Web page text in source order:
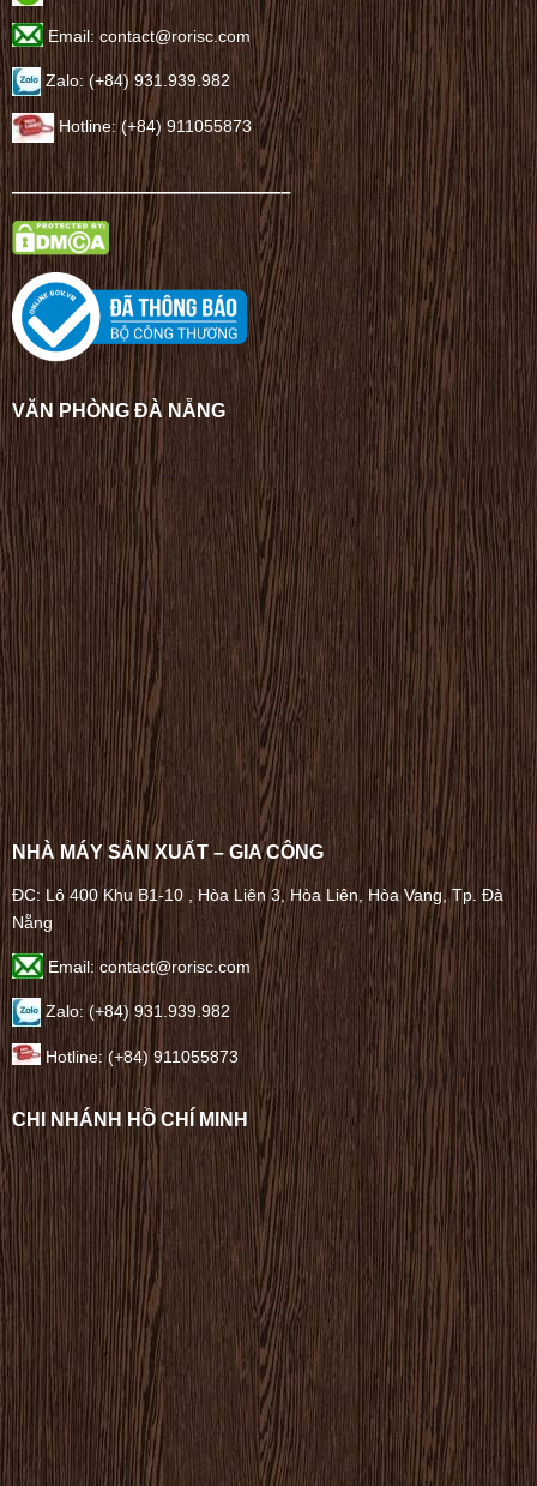
Email: contact@rorisc.com
Zalo: (+84) 931.939.982
Hotline: (+84) 911055873
——————————————–
VĂN PHÒNG ĐÀ NẴNG
NHÀ MÁY SẢN XUẤT – GIA CÔNG
ĐC: Lô 400 Khu B1-10 , Hòa Liên 3, Hòa Liên, Hòa Vang, Tp. Đà
Nẵng
Email: contact@rorisc.com
Zalo: (+84) 931.939.982
Hotline: (+84) 911055873
CHI NHÁNH HỒ CHÍ MINH